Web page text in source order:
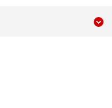
ノン純正品 TR703a